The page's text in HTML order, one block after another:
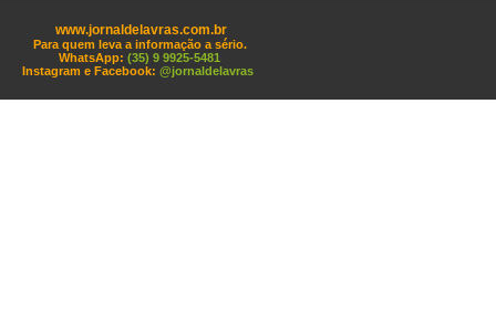
www.jornaldelavras.com.br
Para quem leva a informação a sério.
WhatsApp: (35) 9 9925-5481
Instagram e Facebook: @jornaldelavras